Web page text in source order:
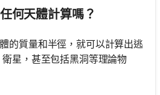
何天體計算嗎？
的質量和半徑，就可以計算出逃
星，甚至包括黑洞等理論物